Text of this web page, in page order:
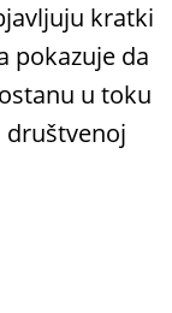
kratki
pokazuje da
u toku
društvenoj